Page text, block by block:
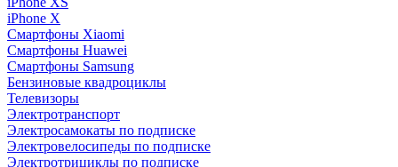
iPhone X
Смартфоны Xiaomi
Смартфоны Huawei
Смартфоны Samsung
Бензиновые квадроциклы
Телевизоры
Электротранспорт
Электросамокаты по подписке
Электровелосипеды по подписке
Электротрициклы по подписке